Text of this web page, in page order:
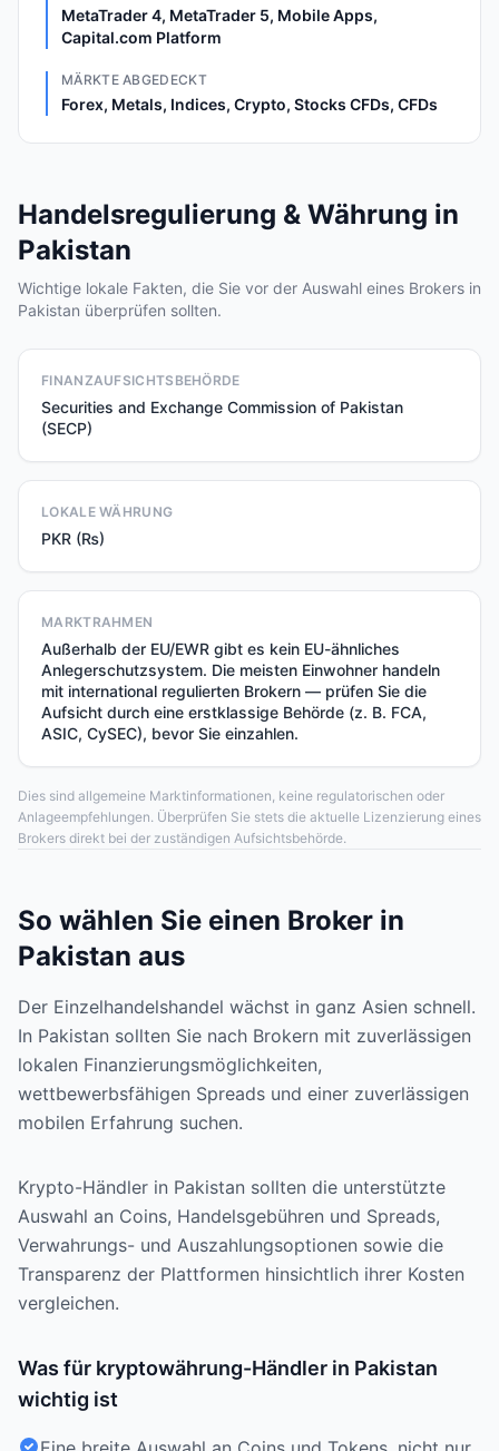
MetaTrader 4, MetaTrader 5, Mobile Apps,
Capital.com Platform
MÄRKTE ABGEDECKT
Forex, Metals, Indices, Crypto, Stocks CFDs, CFDs
Handelsregulierung & Währung in
Pakistan
Wichtige lokale Fakten, die Sie vor der Auswahl eines Brokers in
Pakistan überprüfen sollten.
FINANZAUFSICHTSBEHÖRDE
Securities and Exchange Commission of Pakistan
(SECP)
LOKALE WÄHRUNG
PKR (₨)
MARKTRAHMEN
Außerhalb der EU/EWR gibt es kein EU-ähnliches
Anlegerschutzsystem. Die meisten Einwohner handeln
mit international regulierten Brokern — prüfen Sie die
Aufsicht durch eine erstklassige Behörde (z. B. FCA,
ASIC, CySEC), bevor Sie einzahlen.
Dies sind allgemeine Marktinformationen, keine regulatorischen oder
Anlageempfehlungen. Überprüfen Sie stets die aktuelle Lizenzierung eines
Brokers direkt bei der zuständigen Aufsichtsbehörde.
So wählen Sie einen Broker in
Pakistan aus
Der Einzelhandelshandel wächst in ganz Asien schnell.
In Pakistan sollten Sie nach Brokern mit zuverlässigen
lokalen Finanzierungsmöglichkeiten,
wettbewerbsfähigen Spreads und einer zuverlässigen
mobilen Erfahrung suchen.
Krypto-Händler in Pakistan sollten die unterstützte
Auswahl an Coins, Handelsgebühren und Spreads,
Verwahrungs- und Auszahlungsoptionen sowie die
Transparenz der Plattformen hinsichtlich ihrer Kosten
vergleichen.
Was für kryptowährung-Händler in Pakistan
wichtig ist